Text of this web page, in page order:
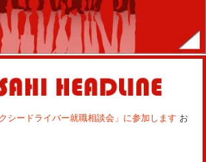
シードライバー就職相談会」に参加します お